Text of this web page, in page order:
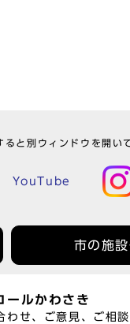
ると別ウィンドウを開い
YouTube
市の施
ールかわさき
わせ、ご意見、ご相談